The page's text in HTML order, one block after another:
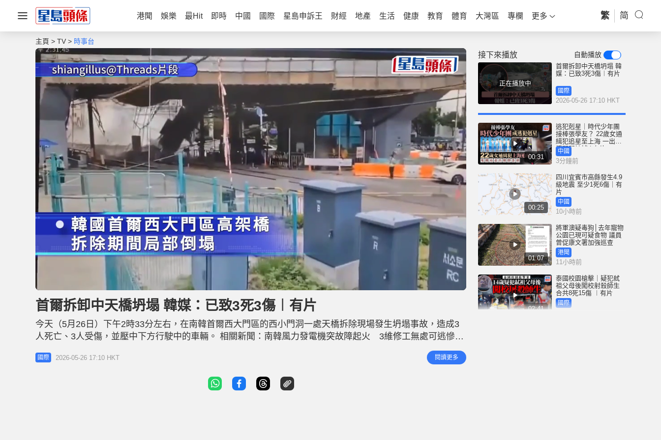
港聞 娛樂 最Hit 即時 中國 國際 星島申訴王 財經 地產 生活 健康 教育 體育 大灣區 專欄 更多 繁 简
主頁 TV 時事台
n
u
t
e
o
d
e
d
:
9
3
.
8
5
首爾拆卸中天橋坍塌 韓媒：已致3死3傷︱有片
今天（5月26日）下午2時33分左右，在南韓首爾西大門區的西小門洞一處天橋拆除現場發生坍塌事故，造成3
人死亡、3人受傷，並壓中下方行駛中的車輛。 相關新聞：南韓風力發電機突故障起火 3維修工無處可逃慘死
80米高空 市長暫停選舉活動 事發當時現場共有12人，其中6人緊急疏散避險，另外6人被壓在墜落的殘骸下
方，當中3人已經不治。事實上，施工商在當天凌晨進行板材切割，當時已出現厚度達2.9厘米的分層。及
國際 2026-05-26 17:10 HKT 閱讀更多
接下來播放 自動播放
正在播放中
首爾拆卸中天橋坍塌 韓
媒：已致3死3傷︱有片
國際
2026-05-26 17:10 HKT
00:31
逃犯剋星｜時代少年團
接棒張學友？ 22歲女通
緝犯追星至上海 一出地
鐵閘即被捕 | 有片
中國
3分鐘前
00:25
四川宜賓市高縣發生4.9
級地震 至少1死6傷｜有
片
中國
10小時前
01:07
將軍澳疑毒狗│去年寵物
公園已現可疑食物 議員
曾促康文署加強巡查
港聞
11小時前
02:41
泰國校園槍擊｜疑犯弒
祖父母後闖校射殺師生
合共8死15傷 ︱有片
國際